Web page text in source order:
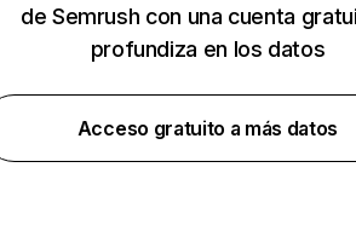
de Semrush con una cuenta
profundiza en los datos
Acceso gratuito a más datos